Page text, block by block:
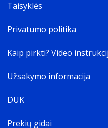
Taisyklės
Privatumo politika
Kaip pirkti? Video
Užsakymo informacija
DUK
Prekių gidai